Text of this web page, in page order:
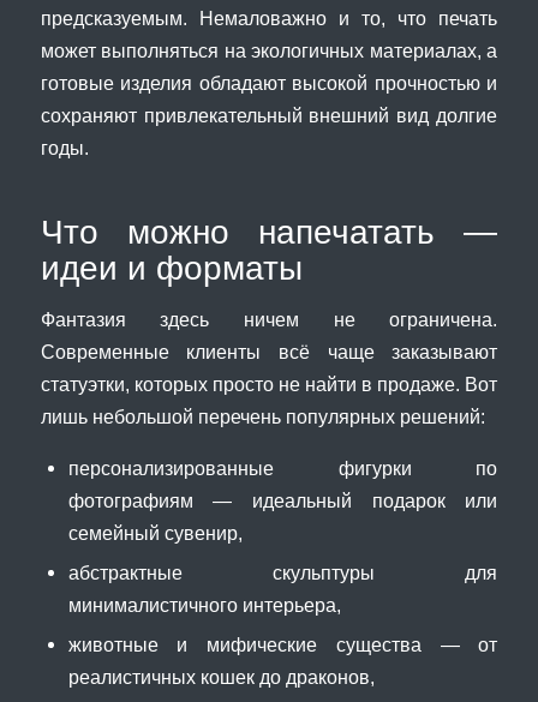
предсказуемым. Немаловажно и то, что печать
может выполняться на экологичных материалах, а
готовые изделия обладают высокой прочностью и
сохраняют привлекательный внешний вид долгие
годы.
Что можно напечатать —
идеи и форматы
Фантазия здесь ничем не ограничена.
Современные клиенты всё чаще заказывают
статуэтки, которых просто не найти в продаже. Вот
лишь небольшой перечень популярных решений:
персонализированные фигурки по
фотографиям — идеальный подарок или
семейный сувенир,
абстрактные скульптуры для
минималистичного интерьера,
животные и мифические существа — от
реалистичных кошек до драконов,